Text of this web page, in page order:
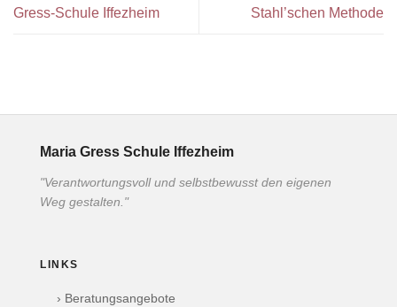
Gress-Schule Iffezheim
Stahl’schen Methode
Maria Gress Schule Iffezheim
"Verantwortungsvoll und selbstbewusst den eigenen
Weg gestalten."
LINKS
› Beratungsangebote